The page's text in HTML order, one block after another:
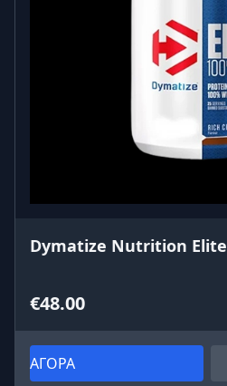
Dymatize Nutrition Elite
€48.00
ΑΓΟΡΑ